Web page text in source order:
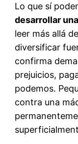
Lo que sí
desarrollar
leer más allá
diversificar
confirma
prejuicios,
podemos.
contra una